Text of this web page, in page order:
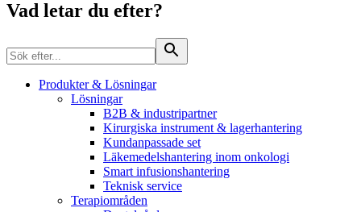
Vad letar du efter?
Produkter & Lösningar
Lösningar
B2B & industripartner
Kirurgiska instrument & lagerhantering
Kundanpassade set
Läkemedelshantering inom onkologi
Smart infusionshantering
Teknisk service
Terapiområden